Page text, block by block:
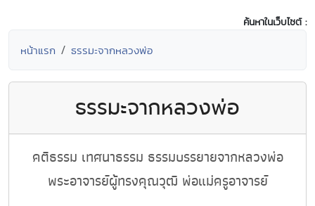
ค้นหาในเว็บไซต์ :
หน้าแรก ธรรมะจากหลวงพ่อ
ธรรมะจากหลวงพ่อ
คติธรรม เทศนาธรรม ธรรมบรรยายจากหลวงพ่อ
พระอาจารย์ผู้ทรงคุณวุฒิ พ่อแม่ครูอาจารย์